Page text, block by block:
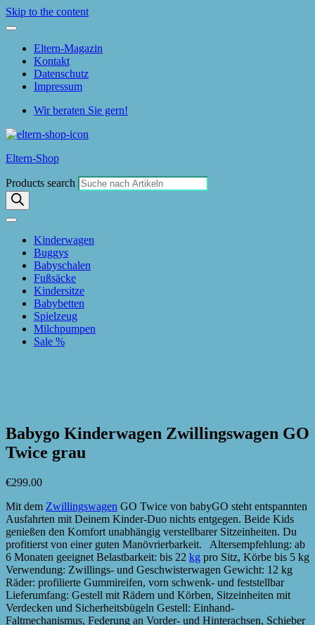
Skip to the content
Eltern-Magazin
Kontakt
Datenschutz
Impressum
Wir beraten Sie gern!
Eltern-Shop
Products search
Kinderwagen
Buggys
Babyschalen
Fußsäcke
Kindersitze
Babybetten
Spielzeug
Milchpumpen
Sale %
Babygo Kinderwagen Zwillingswagen GO
Twice grau
€299.00
Mit dem Zwillingswagen GO Twice von babyGO steht entspannten
Ausfahrten mit Deinem Kinder-Duo nichts entgegen. Beide Kids
genießen den Komfort unabhängig verstellbarer Sitzeinheiten. Du
profitierst von einer guten Manövrierbarkeit. Altersempfehlung: ab
6 Monaten geeignet Belastbarkeit: bis 22 kg pro Sitz, Körbe bis 5 kg
Verwendung: Zwillings- und Geschwisterwagen Gewicht: 12 kg
Räder: profilierte Gummireifen, vorn schwenk- und feststellbar
Lieferumfang: Gestell mit Rädern und Körben, Sitzeinheiten mit
Verdecken und Sicherheitsbügeln Gestell: Einhand-
Faltmechanismus, Federung an Vorder- und Hinterachsen, Schieber